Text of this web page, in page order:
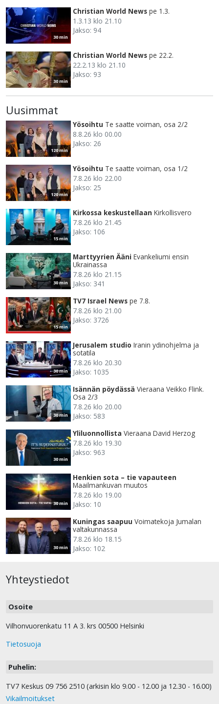
30 min
Christian World News pe 1.3.
1.3.13 klo 21.10
Jakso: 94
30 min
Christian World News pe 22.2.
22.2.13 klo 21.10
Jakso: 93
Uusimmat
120 min
Yösoihtu Te saatte voiman, osa 2/2
8.8.26 klo 00.00
Jakso: 26
120 min
Yösoihtu Te saatte voiman, osa 1/2
7.8.26 klo 22.00
Jakso: 25
15 min
Kirkossa keskustellaan Kirkollisvero
7.8.26 klo 21.45
Jakso: 106
30 min
Marttyyrien Ääni Evankeliumi ensin
Ukrainassa
7.8.26 klo 21.15
Jakso: 341
15 min
TV7 Israel News pe 7.8.
7.8.26 klo 21.00
Jakso: 3726
30 min
Jerusalem studio Iranin ydinohjelma ja
sotatila
7.8.26 klo 20.30
Jakso: 1035
30 min
Isännän pöydässä Vieraana Veikko Flink.
Osa 2/3
7.8.26 klo 20.00
Jakso: 583
30 min
Yliluonnollista Vieraana David Herzog
7.8.26 klo 19.30
Jakso: 963
30 min
Henkien sota – tie vapauteen
Maailmankuvan muutos
7.8.26 klo 19.00
Jakso: 10
30 min
Kuningas saapuu Voimatekoja Jumalan
valtakunnassa
7.8.26 klo 18.15
Jakso: 102
Yhteystiedot
Osoite
Vilhonvuorenkatu 11 A 3. krs 00500 Helsinki
Tietosuoja
Puhelin:
TV7 Keskus 09 756 2510 (arkisin klo 9.00 - 12.00 ja 12.30 - 16.00)
Vikailmoitukset